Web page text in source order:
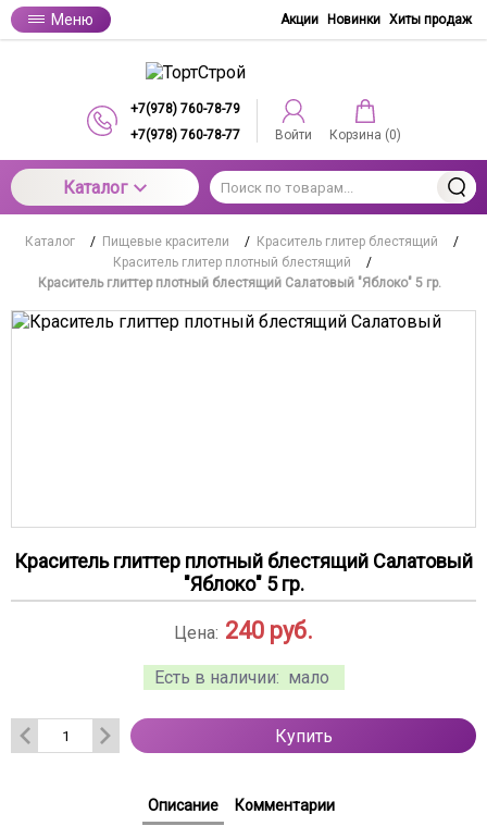
Меню Акции Новинки Хиты продаж
+7(978) 760-78-79
+7(978) 760-78-77
Войти Корзина (0)
Каталог
Каталог / Пищевые красители / Краситель глитер блестящий
/
Краситель глитер плотный блестящий
/
Краситель глиттер плотный блестящий Салатовый "Яблоко" 5 гр.
Краситель глиттер плотный блестящий Салатовый
"Яблоко" 5 гр.
Есть в наличии: мало
Цена: 240 руб.
Купить
Описание Комментарии